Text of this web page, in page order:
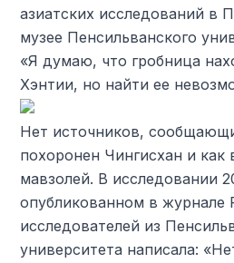
азиатских исследований в
музее Пенсильванского
«Я думаю, что гробница
Хэнтии, но найти ее
Нет источников,
похоронен Чингисхан и как
мавзолей. В исследовании
опубликованном в журнале
исследователей из
университета написала: